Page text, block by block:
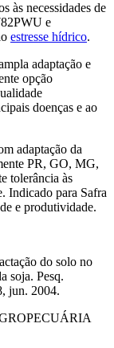
às necessidades de
e
estresse hídrico.
adaptação e
opção
doenças e ao
adaptação da
PR, GO, MG,
tolerância às
Indicado para Safra
e produtividade.
do solo no
soja. Pesq.
jun. 2004.